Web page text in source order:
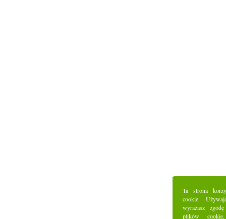
Ta strona
cookie.
wyrażasz
plików